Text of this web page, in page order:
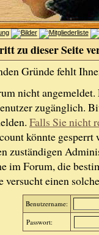
zu dieser Seite
Gründe fehlt
nicht
zugänglich.
Falls Sie nicht
könnte gesperrt
zuständigen
im Forum, die
versucht einen
Benutzername:
Passwort: